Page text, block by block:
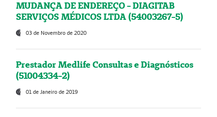
MUDANÇA DE ENDEREÇO - DIAGITAB
SERVIÇOS MÉDICOS LTDA (54003267-5)
03 de Novembro de 2020
Prestador Medlife Consultas e Diagnósticos
(51004334-2)
01 de Janeiro de 2019